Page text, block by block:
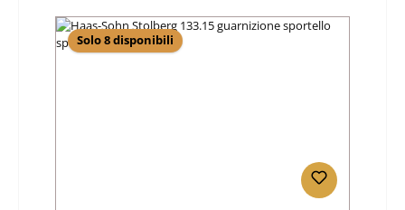
Solo 8 disponibili